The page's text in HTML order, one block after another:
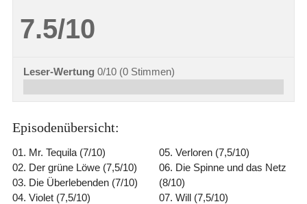
7.5/10
Leser-Wertung 0/10 (0Stimmen)
Episodenübersicht:
01. Mr. Tequila (7/10)
02. Der grüne Löwe (7,5/10)
03. Die Überlebenden (7/10)
04. Violet (7,5/10)
05. Verloren (7,5/10)
06. Die Spinne und das Netz
(8/10)
07. Will (7,5/10)